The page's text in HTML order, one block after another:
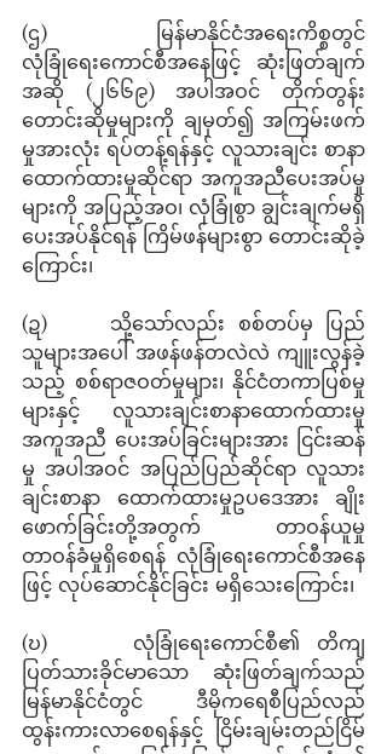
(ဌ)     မြန်မာနိုင်ငံအရေးကိစ္စတွင်
လုံခြုံရေးကောင်စီအနေဖြင့် ဆုံးဖြတ်ချက်
အဆို (၂၆၆၉) အပါအဝင် တိုက်တွန်း
တောင်းဆိုမှုများကို ချမှတ်၍ အကြမ်းဖက်
မှုအားလုံး ရပ်တန့်ရန်နှင့် လူသားချင်း စာနာ
ထောက်ထားမှုဆိုင်ရာ အကူအညီပေးအပ်မှု
များကို အပြည့်အဝ၊ လုံခြုံစွာ ချွင်းချက်မရှိ
ပေးအပ်နိုင်ရန် ကြိမ်ဖန်များစွာ တောင်းဆိုခဲ့
ကြောင်း၊
(ဍ)     သို့သော်လည်း စစ်တပ်မှ ပြည်
သူများအပေါ် အဖန်ဖန်တလဲလဲ ကျူးလွန်ခဲ့
သည့် စစ်ရာဇဝတ်မှုများ၊ နိုင်ငံတကာပြစ်မှု
များနှင့် လူသားချင်းစာနာထောက်ထားမှု
အကူအညီ ပေးအပ်ခြင်းများအား ငြင်းဆန်
မှု အပါအဝင် အပြည်ပြည်ဆိုင်ရာ လူသား
ချင်းစာနာ ထောက်ထားမှုဥပဒေအား ချိုး
ဖောက်ခြင်းတို့အတွက် တာဝန်ယူမှု
တာဝန်ခံမှုရှိစေရန် လုံခြုံရေးကောင်စီအနေ
ဖြင့် လုပ်ဆောင်နိုင်ခြင်း မရှိသေးကြောင်း၊
(ဎ)     လုံခြုံရေးကောင်စီ၏ တိကျ
ပြတ်သားခိုင်မာသော ဆုံးဖြတ်ချက်သည်
မြန်မာနိုင်ငံတွင် ဒီမိုကရေစီပြည်လည်
ထွန်းကားလာစေရန်နှင့် ငြိမ်းချမ်းတည်ငြိမ်